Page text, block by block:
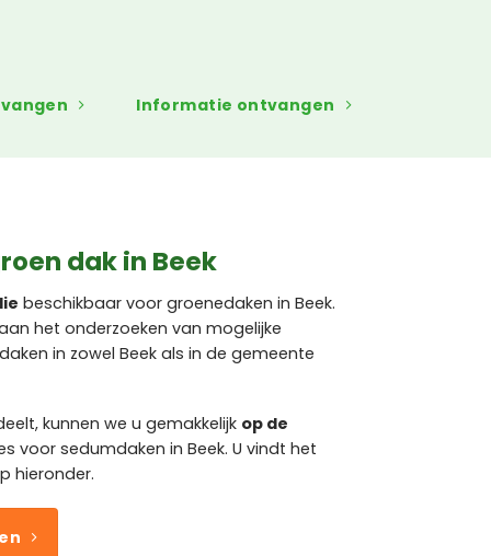
Informatie ontvangen
dak in Beek
beschikbaar voor groenedaken in Beek.
het onderzoeken van mogelijke
in zowel Beek als in de gemeente
kunnen we u gemakkelijk op de
voor sedumdaken in Beek. U vindt het
hieronder.